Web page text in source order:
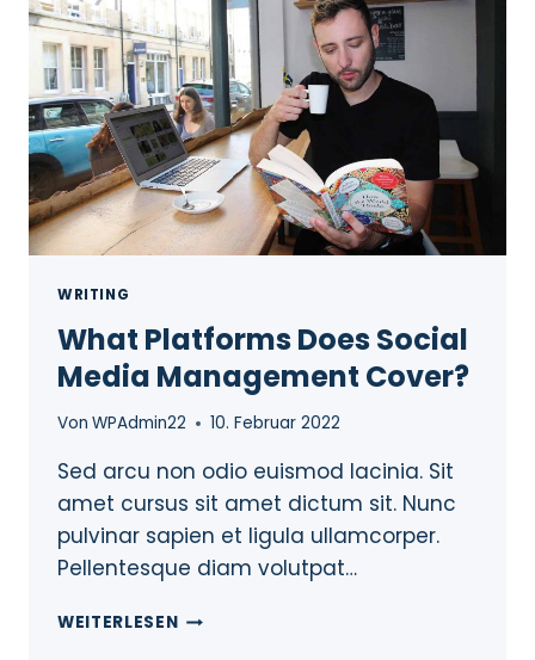
WRITING
What Platforms Does Social
Media Management Cover?
Von WPAdmin22 10. Februar 2022
Sed arcu non odio euismod lacinia. Sit
amet cursus sit amet dictum sit. Nunc
pulvinar sapien et ligula ullamcorper.
Pellentesque diam volutpat…
WEITERLESEN